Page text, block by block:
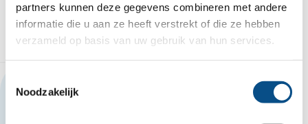
partners kunnen deze gegevens combineren met andere
informatie die u aan ze heeft verstrekt of die ze hebben
verzameld op basis van uw gebruik van hun services.
Noodzakelijk
Dit bieden wij
Deze vacature delen?